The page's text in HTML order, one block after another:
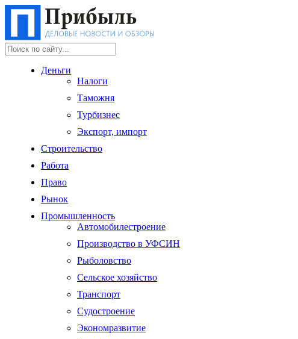
Деньги
Налоги
Таможня
Турбизнес
Экспорт, импорт
Строительство
Работа
Право
Рынок
Промышленность
Автомобилестроение
Производство в УФСИН
Рыболовство
Сельское хозяйство
Транспорт
Судостроение
Экономразвитие